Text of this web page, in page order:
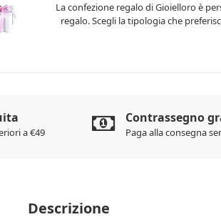
La confezione regalo di Gioielloro è
regalo. Scegli la tipologia che
a €49
Contrassegno
Paga alla consegna
Descrizione